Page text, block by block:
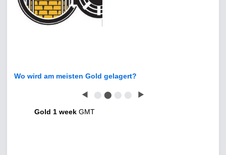
Wo wird am meisten Gold gelagert?
◀ ⬤ ⬤ ⬤ ⬤ ▶
Gold 1 week GMT